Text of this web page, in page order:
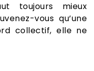
toujours mieux
vous qu’une
collectif, elle ne